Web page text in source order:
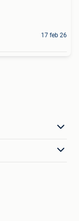
17 feb 26